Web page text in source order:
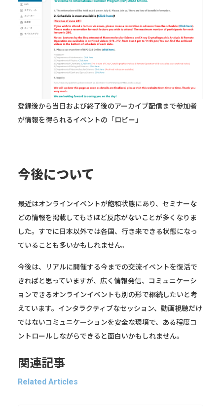
登録後から当日および終了後のアーカイブ配信まで参加者
が情報を得られるイベントの「ロビー」
今後について
最近はオンラインイベントが飽和状態にあり、セミナーな
どの情報を掲載してもさほど反応がないことが多くなりま
した。すでに日本以外では各国、行き来できる状態になっ
ていることも多いかもしれません。
今後は、リアルに開催する今までの交流イベントを復活で
きればと思っていますが、広く情報発信、コミュニケーシ
ョンできるオンラインイベントも別の形で継続したいと考
えています。インタラクティブなセッション、動画視聴だけ
ではないコミュニケーションを安全な環境で、ある程度コ
ントロールしながらできると面白いかもしれません。
関連記事
Related Articles